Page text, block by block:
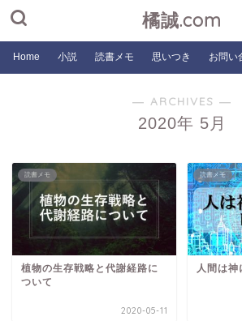
橘誠.com
Home 小説 読書メモ 思いつき お問い
― ARCHIVES ―
2020年 5月
読書メモ
植物の生存戦略と代謝経路に
ついて
2020-05-11
読書メモ
人間は